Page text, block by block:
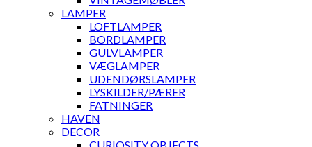
LAMPER
LOFTLAMPER
BORDLAMPER
GULVLAMPER
VÆGLAMPER
UDENDØRSLAMPER
LYSKILDER/PÆRER
FATNINGER
HAVEN
DECOR